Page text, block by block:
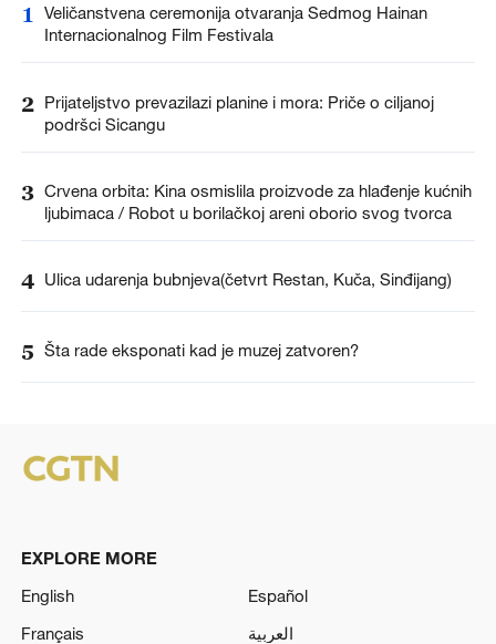
1
Veličanstvena ceremonija otvaranja Sedmog Hainan
Internacionalnog Film Festivala
2 Prijateljstvo prevazilazi planine i mora: Priče o ciljanoj
podršci Sicangu
3 Crvena orbita: Kina osmislila proizvode za hlađenje kućnih
ljubimaca / Robot u borilačkoj areni oborio svog tvorca
4 Ulica udarenja bubnjeva(četvrt Restan, Kuča, Sinđijang)
5 Šta rade eksponati kad je muzej zatvoren?
EXPLORE MORE
English
Español
Français
العربية